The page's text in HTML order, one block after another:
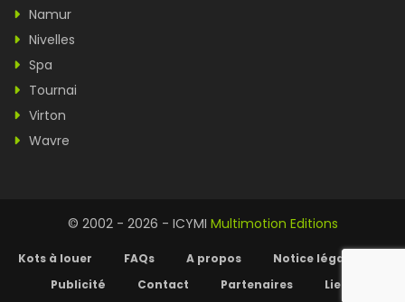
Namur
Nivelles
Spa
Tournai
Virton
Wavre
© 2002 - 2026 - ICYMI Multimotion Editions
Kots à louer FAQs A propos
Notice légale
Publicité
Contact Partenaires Liens